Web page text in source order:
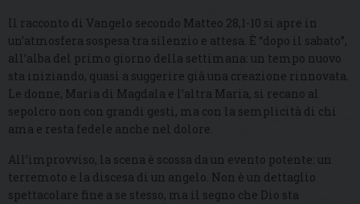
Il racconto di Vangelo secondo Matteo 28,1-10 si apre in
un’atmosfera sospesa tra silenzio e attesa. È “dopo il sabato”,
all’alba del primo giorno della settimana: un tempo nuovo
sta iniziando, quasi a suggerire già una creazione rinnovata.
Le donne, Maria di Magdala e l’altra Maria, si recano al
sepolcro non con grandi gesti, ma con la semplicità di chi
ama e resta fedele anche nel dolore.
All’improvviso, la scena è scossa da un evento potente: un
terremoto e la discesa di un angelo. Non è un dettaglio
spettacolare fine a se stesso, ma il segno che Dio sta